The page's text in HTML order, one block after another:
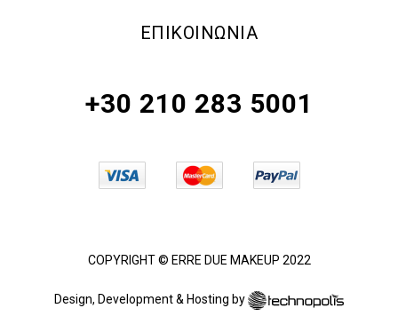
ΠΟΛΙΤΙΚΗ ΕΠΙΣΤΡΟΦΗΣ ΠΡΟΪΟΝΤΩΝ
ΕΠΙΚΟΙΝΩΝΙΑ
+30 210 283 5001
COPYRIGHT © ERRE DUE MAKEUP 2022
Design, Development & Hosting by